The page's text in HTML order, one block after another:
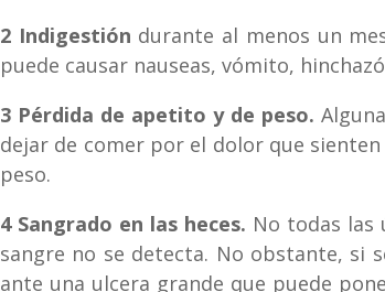
2 Indigestión durante al menos un
puede causar nauseas, vómito,
3 Pérdida de apetito y de peso.
dejar de comer por el dolor que
peso.
4 Sangrado en las heces. No todas las
sangre no se detecta. No obstante, si
ante una ulcera grande que puede